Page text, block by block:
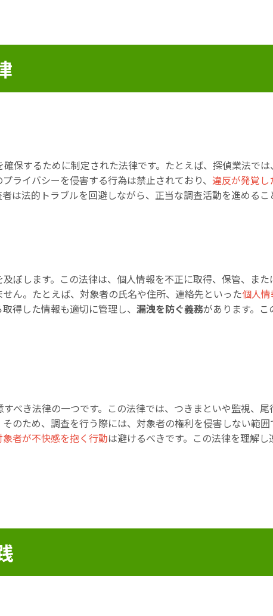
保するために制定された法律です。たとえば、探偵業法では、
ライバシーを侵害する行為は禁止されており、 違反が発覚し
は法的トラブルを回避しながら、正当な調査活動を進めるこ
ぼします。この法律は、個人情報を不正に取得、保管、ま
ん。たとえば、対象者の氏名や住所、連絡先といった個人
得した情報も適切に管理し、 漏洩を防ぐ義務があります。こ
べき法律の一つです。この法律では、つきまといや監視、
のため、調査を行う際には、対象者の権利を侵害しない範
象者が不快感を抱く行動は避けるべきです。この法律を理解